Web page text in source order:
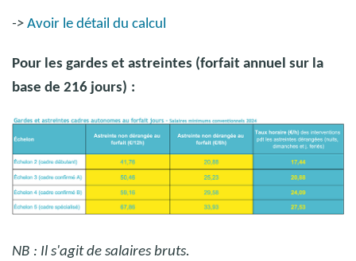
-> Avoir le détail du calcul
Pour les gardes et astreintes (forfait annuel sur la
base de 216 jours) :
NB : Il s'agit de salaires bruts.